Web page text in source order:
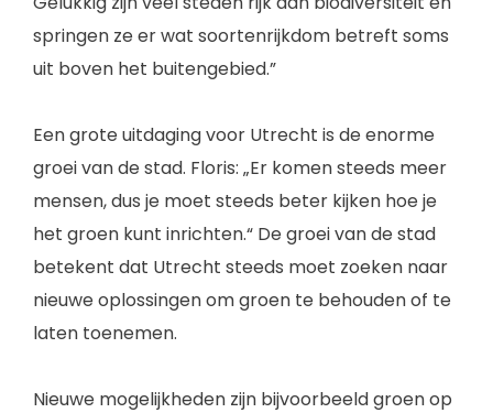
springen ze er wat soortenrijkdom betreft soms
uit boven het buitengebied.”
Een grote uitdaging voor Utrecht is de enorme
groei van de stad. Floris: „Er komen steeds meer
mensen, dus je moet steeds beter kijken hoe je
het groen kunt inrichten.“ De groei van de stad
betekent dat Utrecht steeds moet zoeken naar
nieuwe oplossingen om groen te behouden of te
laten toenemen.
Nieuwe mogelijkheden zijn bijvoorbeeld groen op